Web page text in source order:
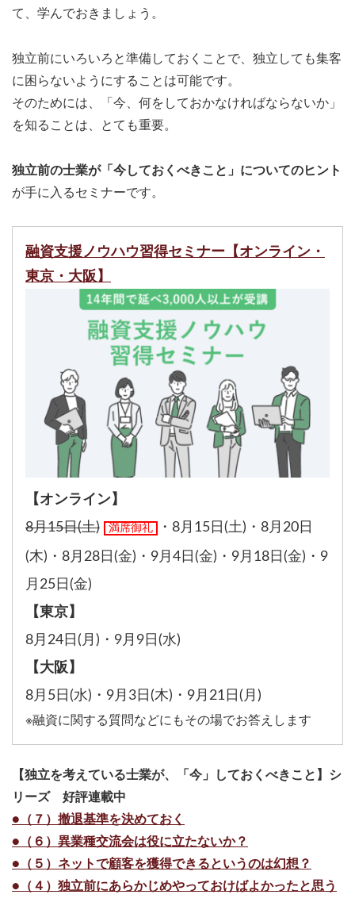
て、学んでおきましょう。
独立前にいろいろと準備しておくことで、独立しても集客
に困らないようにすることは可能です。
そのためには、「今、何をしておかなければならないか」
を知ることは、とても重要。
独立前の士業が「今しておくべきこと」についてのヒント
が手に入るセミナーです。
融資支援ノウハウ習得セミナー【オンライン・
東京・大阪】
【オンライン】
8月15日(土) 満席御礼 ・ 8月15日(土) ・ 8月20日
(木) ・ 8月28日(金) ・ 9月4日(金) ・ 9月18日(金) ・ 9
月25日(金)
【東京】
8月24日(月) ・ 9月9日(水)
【大阪】
8月5日(水) ・ 9月3日(木) ・ 9月21日(月)
※融資に関する質問などにもその場でお答えします
【独立を考えている士業が、「今」しておくべきこと】シ
リーズ 好評連載中
●（７）撤退基準を決めておく
●（６）異業種交流会は役に立たないか？
●（５）ネットで顧客を獲得できるというのは幻想？
●（４）独立前にあらかじめやっておけばよかったと思う